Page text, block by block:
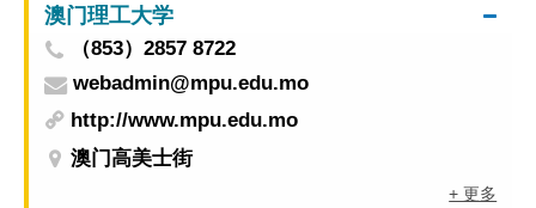
澳门理工大学
（853）2857 8722
webadmin@mpu.edu.mo
http://www.mpu.edu.mo
澳门高美士街
+ 更多